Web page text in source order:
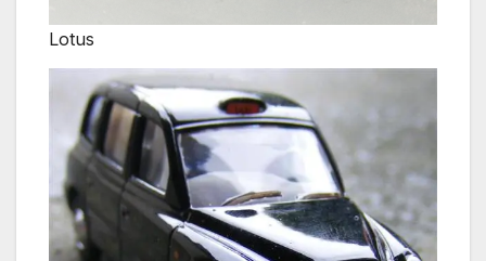
Lotus